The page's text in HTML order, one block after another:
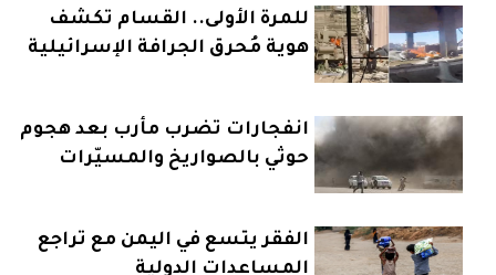
للمرة الأولى.. القسام تكشف
هوية مُحرق الجرافة الإسرائيلية
انفجارات تضرب مأرب بعد هجوم
حوثي بالصواريخ والمسيّرات
الفقر يتسع في اليمن مع تراجع
المساعدات الدولية